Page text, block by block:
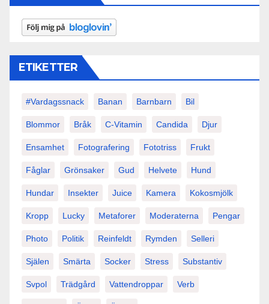
ETIKETTER
#vardagssnack Banan Barnbarn Bil
Blommor Bråk C-Vitamin Candida Djur
Ensamhet Fotografering Fototriss Frukt
Fåglar Grönsaker Gud Helvete Hund
Hundar Insekter Juice Kamera Kokosmjölk
Kropp Lucky Metaforer Moderaterna Pengar
Photo Politik Reinfeldt Rymden Selleri
Själen Smärta Socker Stress Substantiv
Svpol Trädgård Vattendroppar Verb